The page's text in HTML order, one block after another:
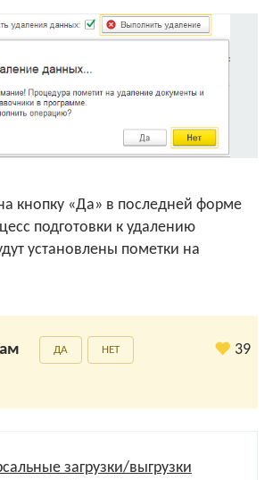
кнопку «Да» в последней форме
подготовки к удалению
установлены пометки на
ДА НЕТ 39
загрузки/выгрузки